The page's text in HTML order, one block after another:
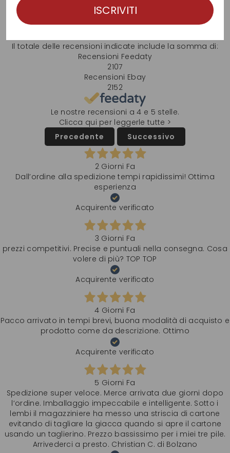
4,8/5
4.259
Il totale delle recensioni indicate include la somma di:
Recensioni Feedaty
2107
Recensioni Ebay
2152
Le nostre recensioni a 4 e 5 stelle.
Clicca qui per leggerle tutte >
Precedente
Successivo
2 Giorni Fa
Dall’ordine alla spedizione tempi rapidissimi! Ottima
esperienza
Acquirente verificato
3 Giorni Fa
prezzi competitivi. Precise e puntuali nella consegna. Cosa
volere di più? TOP TOP
Acquirente verificato
4 Giorni Fa
Pacco arrivato in tempi brevi, buona modalità di acquisto e
prodotto come da descrizione. Ottimo
Acquirente verificato
5 Giorni Fa
Spedizione super veloce. Merce arrivata due giorni dopo
l‘ordine. Imballaggio impeccabile e intelligente. Sotto i
lembi il magazziniere ha messo una striscia di cartone
evitando di tagliare la giacca quando si apre il cartone
usando un taglierino. Prezzo bassissimo per i miei tre pile.
Arrivederci a presto. Christian C. di Bolzano
ISCRIVITI